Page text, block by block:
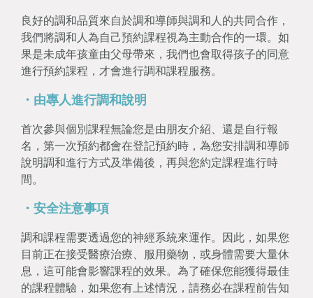
良好的調和品質來自於調和導師與調和人的共同合作，
我們將調和人為自己預約課程視為主動合作的一環。如
果是未成年孩童由父母帶來，我們也會取得孩子的同意
進行預約課程，才會進行調和課程服務。
・由專人進行調和說明
首次參與個別課程無論您是由朋友介紹、還是自行報
名，第一次預約都會在登記預約時，為您安排調和導師
說明調和進行方式及準備後，再與您約定課程進行時
間。
・安全注意事項
調和課程需要透過您的神經系統來運作。因此，如果您
目前正在接受醫療治療、服用藥物，或身體需要大量休
息，這可能會影響課程的效果。為了確保您能獲得最佳
的課程體驗，如果您有上述情況，請務必在課程前告知